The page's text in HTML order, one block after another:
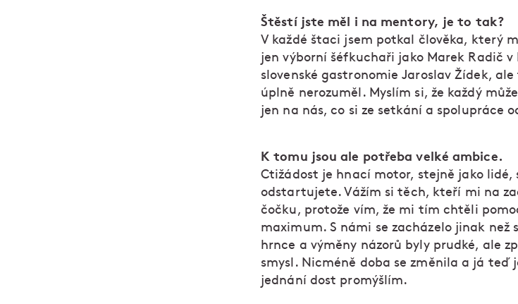
Štěstí jste měl i na mentory, je to tak?
V každé štaci jsem potkal člověka, který
jen výborní šéfkuchaři jako Marek Radič v
slovenské gastronomie Jaroslav Žídek,
úplně nerozuměl. Myslím si, že každý
jen na nás, co si ze setkání a spolupráce
K tomu jsou ale potřeba velké ambice.
Ctižádost je hnací motor, stejně jako lidé,
odstartujete. Vážím si těch, kteří mi na
čočku, protože vím, že mi tím chtěli
maximum. S námi se zacházelo jinak než
hrnce a výměny názorů byly prudké, ale
smysl. Nicméně doba se změnila a já teď
jednání dost promýšlím.